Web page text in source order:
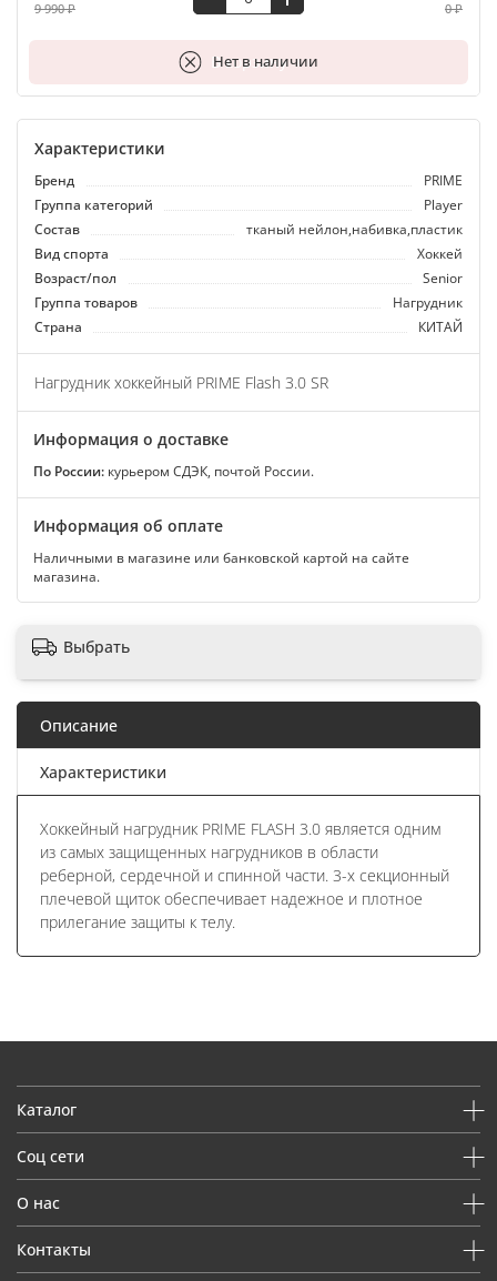
9 990 ₽ 0 ₽
Нет в наличии
В корзину
Характеристики
Бренд
PRIME
Группа категорий
Player
Состав
тканый нейлон,набивка,пластик
Вид спорта
Хоккей
Возраст/пол
Senior
Группа товаров
Нагрудник
Страна
КИТАЙ
Нагрудник хоккейный PRIME Flash 3.0 SR
Информация о доставке
По России: курьером СДЭК, почтой России.
Информация об оплате
Наличными в магазине или банковской картой на сайте
магазина.
Выбрать
Описание
Характеристики
Хоккейный нагрудник PRIME FLASH 3.0 является одним
из самых защищенных нагрудников в области
реберной, сердечной и спинной части. 3-х секционный
плечевой щиток обеспечивает надежное и плотное
прилегание защиты к телу.
Каталог
Соц сети
О нас
Контакты